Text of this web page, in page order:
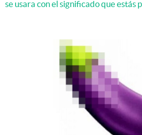
se usara con el significado que estás